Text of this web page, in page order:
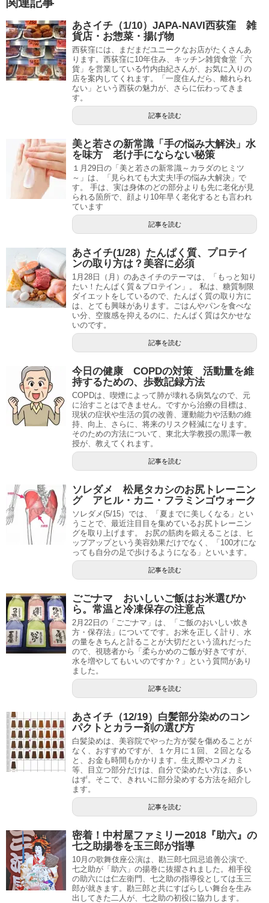
あさイチ（1/10）JAPA-NAVI西荻窪 雑
貨店・お惣菜・揚げ物
西荻窪には、まだまだユニークなお店がたくさんあ
ります。西荻窪に10年住み、キッチン雑貨食堂「六
貨」を営業している竹内由紀さんが、お気に入りの
店を案内してくれます。「一度住んだら、離れられ
ない」という西荻の魅力が、さらに伝わってきま
す。
記事を読む
美と若さの新常識「手の悩み大解決」水
を味方 老け手にならない秘策
１月29日の「美と若さの新常識～カラダのヒミツ
～」は、「見られても大丈夫!手の悩み大解決」で
す。 手は、実は身体のどの部分よりも先に老化が見
られる箇所で、顔より10年早く老化するとも言われ
ています
記事を読む
あさイチ(1/28）たんぱく質、プロテイ
ンの取り方は？美容に必須
1月28日（月）のあさイチのテーマは、「もっと知り
たい！たんぱく質＆プロテイン」。 私は、糖質制限
ダイエットをしているので、たんぱく質の取り方に
は、とても興味があります。ごはんやパンを食べな
い分、空腹感を抑えるのに、たんぱく質は欠かせな
いのです。
記事を読む
今日の健康 COPDの対策 活動量を維
持するための、歩数記録方法
COPDは、喫煙によって肺が壊れる病気なので、元
に治すことはできません。ですから治療の目標は、
現状の症状や生活の質の改善、運動能力や活動の維
持、向上、さらに、将来のリスク軽減になります。
そのための方法について、東北大学教授の黒澤一教
授が、教えてくれます。
記事を読む
ソレダメ 松尾タカシのお尻トレーニン
グ アヒル・カニ・フラミンゴウォーク
ソレダメ(5/15）では、「夏までに美しくなる」とい
うことで、最近注目目を集めているお尻トレーニン
グを取り上げます。 お尻の筋肉を鍛えることは、ヒ
ップアップという美容効果だけでなく、「100才にな
っても自分の足で歩けるようになる」といいます。
記事を読む
ごごナマ おいしいご飯はお米選びか
ら。常温と冷凍保存の注意点
2月22日の「ごごナマ」は、「ご飯のおいしい炊き
方・保存法」についてです。お米を正しく計り、水
の量をきちんと計ることが大切だという流れだった
ので、視聴者から「柔らかめのご飯が好きですが、
水を増やしてもいいのですか？」という質問があり
ました。
記事を読む
あさイチ（12/19）白髪部分染めのコン
パクトとカラー剤の選び方
白髪染めは、美容院でやった方が髪を傷めることが
なく、おすすめですが、１ケ月に１回、２回となる
と、お金も時間もかかります。生え際やコメカミ
等、目立つ部分だけは、自分で染めたい方は、多い
はず。そこで、きれいに部分染めする方法を紹介し
ます。
記事を読む
密着！中村屋ファミリー2018『助六』の
七之助揚巻を玉三郎が指導
10月の歌舞伎座公演は、勘三郎七回忌追善公演で、
七之助が「助六」の揚巻に抜擢されました。相手役
の助六には仁左衛門、七之助の指導役としては玉三
郎が就きます。勘三郎と共にすばらしい舞台を生み
出してきた二人が、七之助の初役に協力します。